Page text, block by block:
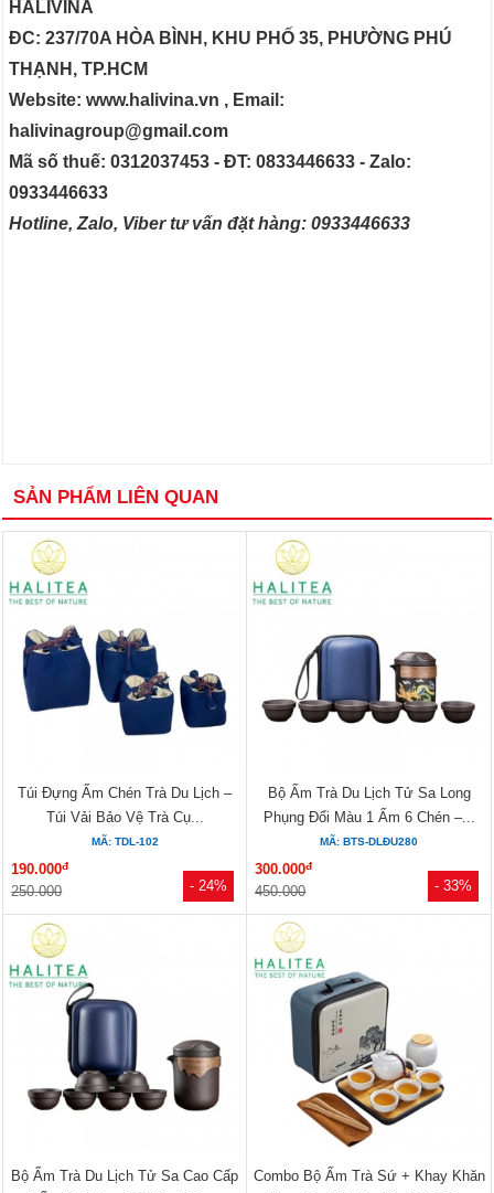
HALIVINA
ĐC: 237/70A HÒA BÌNH, KHU PHỐ 35, PHƯỜNG PHÚ
THẠNH, TP.HCM
Website: www.halivina.vn , Email:
halivinagroup@gmail.com
Mã số thuế: 0312037453 - ĐT: 0833446633 - Zalo:
0933446633
Hotline, Zalo, Viber tư vấn đặt hàng: 0933446633
SẢN PHẨM LIÊN QUAN
- 24%
Túi Đựng Ấm Chén Trà Du Lịch –
Túi Vải Bảo Vệ Trà Cụ...
MÃ: TDL-102
190.000đ
250.000 - 33%
Bộ Ấm Trà Du Lịch Tử Sa Long
Phụng Đổi Màu 1 Ấm 6 Chén –...
MÃ: BTS-DLĐU280
300.000đ
450.000
Bộ Ấm Trà Du Lịch Tử Sa Cao Cấp
Combo Bộ Ấm Trà Sứ + Khay Khăn